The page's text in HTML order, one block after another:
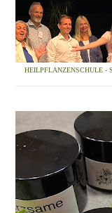
HEILPFLANZENSCHULE -